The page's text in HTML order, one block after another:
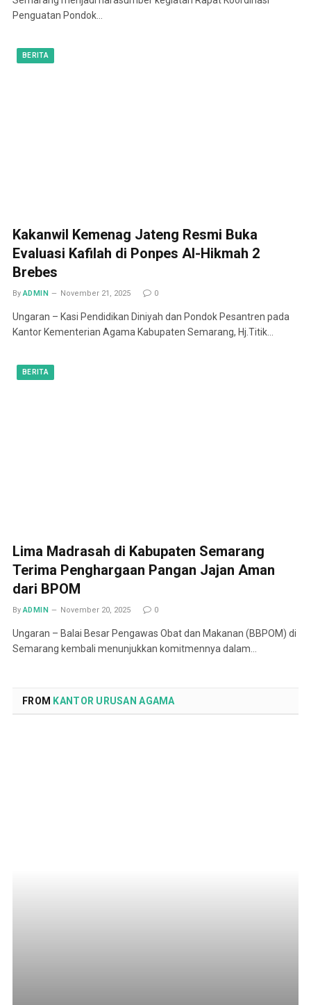
Penguatan Pondok…
BERITA
Kakanwil Kemenag Jateng Resmi Buka
Evaluasi Kafilah di Ponpes Al-Hikmah 2
Brebes
By ADMIN November 21, 2025 0
Ungaran – Kasi Pendidikan Diniyah dan Pondok Pesantren pada
Kantor Kementerian Agama Kabupaten Semarang, Hj.Titik…
BERITA
Lima Madrasah di Kabupaten Semarang
Terima Penghargaan Pangan Jajan Aman
dari BPOM
By ADMIN November 20, 2025 0
Ungaran – Balai Besar Pengawas Obat dan Makanan (BBPOM) di
Semarang kembali menunjukkan komitmennya dalam…
FROM KANTOR URUSAN AGAMA